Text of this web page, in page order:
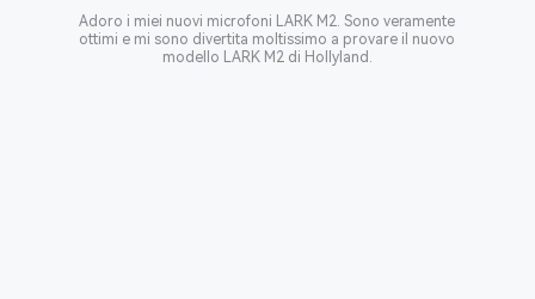
Adoro i miei nuovi microfoni LARK M2. Sono veramente
ottimi e mi sono divertita moltissimo a provare il nuovo
modello LARK M2 di Hollyland.